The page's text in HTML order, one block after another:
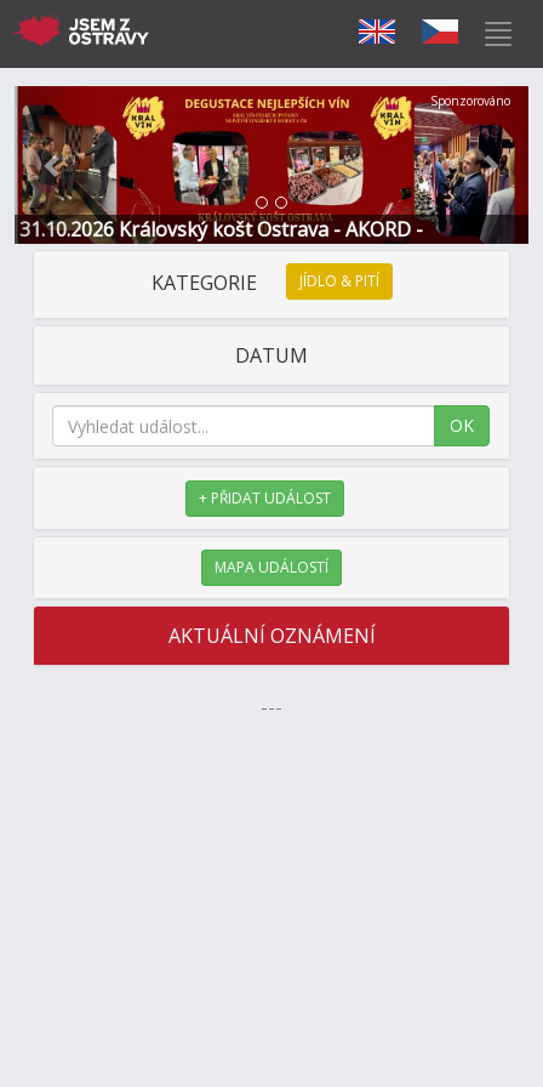
31.10.2026 Královský košt Ostrava - AKORD -
Restaurace a Hotel
Předchozí Další
Sponzorováno
KATEGORIE JÍDLO & PITÍ
DATUM
OK
+ PŘIDAT UDÁLOST
MAPA UDÁLOSTÍ
AKTUÁLNÍ OZNÁMENÍ
---